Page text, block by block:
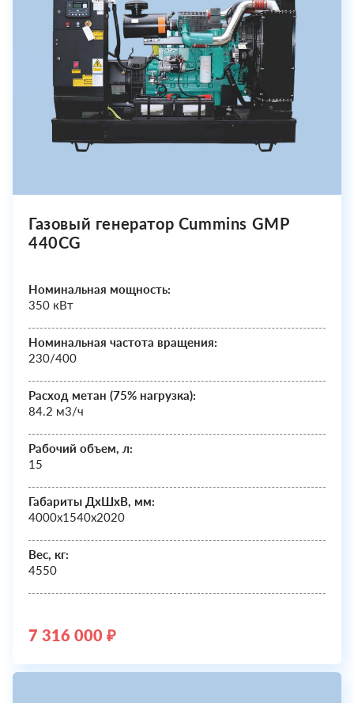
Газовый генератор Cummins GMP
440CG
Номинальная мощность:
350 кВт
Номинальная частота вращения:
230/400
Расход метан (75% нагрузка):
84.2 м3/ч
Рабочий объем, л:
15
Габариты ДхШxВ, мм:
4000х1540х2020
Вес, кг:
4550
7 316 000 ₽